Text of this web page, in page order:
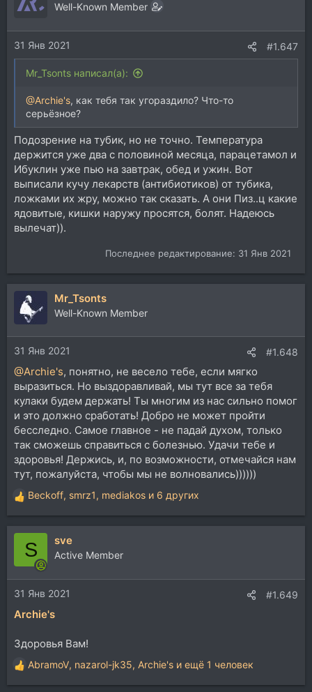
Well-Known Member
31 Янв 2021 #1.647
Mr_Tsonts написал(а):
@Archie's, как тебя так угораздило? Что-то
серьёзное?
Подозрение на тубик, но не точно. Температура
держится уже два с половиной месяца, парацетамол и
Ибуклин уже пью на завтрак, обед и ужин. Вот
выписали кучу лекарств (антибиотиков) от тубика,
ложками их жру, можно так сказать. А они Пиз..ц какие
ядовитые, кишки наружу просятся, болят. Надеюсь
вылечат)).
Последнее редактирование: 31 Янв 2021
Mr_Tsonts
Well-Known Member
31 Янв 2021 #1.648
@Archie's, понятно, не весело тебе, если мягко
выразиться. Но выздоравливай, мы тут все за тебя
кулаки будем держать! Ты многим из нас сильно помог
и это должно сработать! Добро не может пройти
бесследно. Самое главное - не падай духом, только
так сможешь справиться с болезнью. Удачи тебе и
здоровья! Держись, и, по возможности, отмечайся нам
тут, пожалуйста, чтобы мы не волновались))))))
Р
е
а
и
и
:
Beckoff, smrz1, mediakos и 6 других
S sve
Active Member
31 Янв 2021 #1.649
Archie's
Здоровья Вам!
Р
е
AbramoV, nazarol-jk35, Archie's и ещё 1 человек